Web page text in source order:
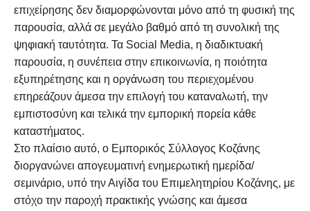
επιχείρησης δεν διαμορφώνονται μόνο από τη φυσική της
παρουσία, αλλά σε μεγάλο βαθμό από τη συνολική της
ψηφιακή ταυτότητα. Τα Social Media, η διαδικτυακή
παρουσία, η συνέπεια στην επικοινωνία, η ποιότητα
εξυπηρέτησης και η οργάνωση του περιεχομένου
επηρεάζουν άμεσα την επιλογή του καταναλωτή, την
εμπιστοσύνη και τελικά την εμπορική πορεία κάθε
καταστήματος.
Στο πλαίσιο αυτό, ο Εμπορικός Σύλλογος Κοζάνης
διοργανώνει απογευματινή ενημερωτική ημερίδα/
σεμινάριο, υπό την Αιγίδα του Επιμελητηρίου Κοζάνης, με
στόχο την παροχή πρακτικής γνώσης και άμεσα